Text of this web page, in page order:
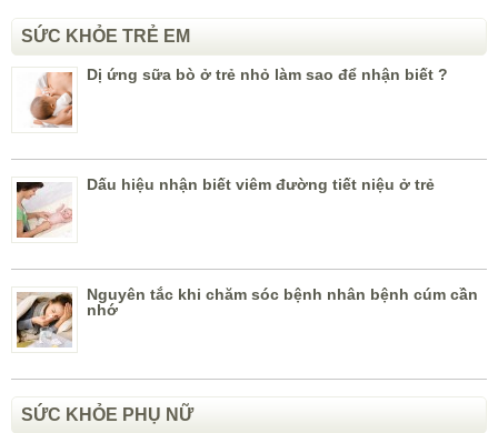
SỨC KHỎE TRẺ EM
Dị ứng sữa bò ở trẻ nhỏ làm sao để nhận biết ?
Dấu hiệu nhận biết viêm đường tiết niệu ở trẻ
Nguyên tắc khi chăm sóc bệnh nhân bệnh cúm cần
nhớ
SỨC KHỎE PHỤ NỮ